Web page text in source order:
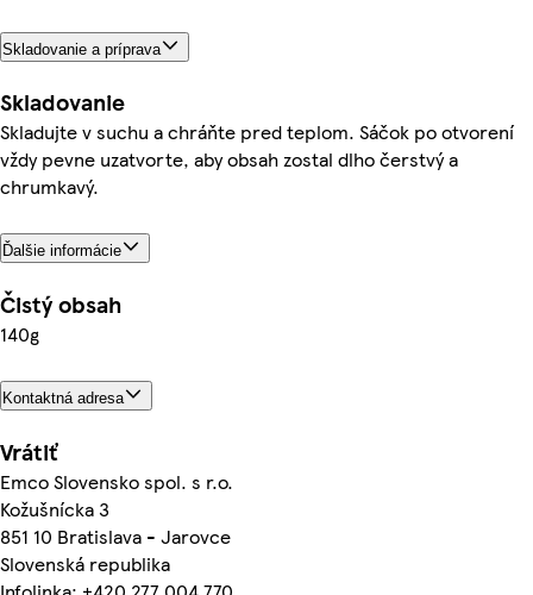
Skladovanie a príprava
Skladovanie
Skladujte v suchu a chráňte pred teplom. Sáčok po otvorení
vždy pevne uzatvorte, aby obsah zostal dlho čerstvý a
chrumkavý.
Ďalšie informácie
Čistý obsah
140g
Kontaktná adresa
Vrátiť
Emco Slovensko spol. s r.o.
Kožušnícka 3
851 10 Bratislava - Jarovce
Slovenská republika